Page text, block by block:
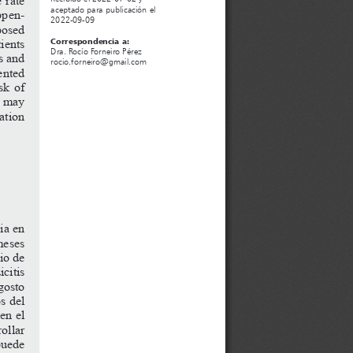
aceptado para publicación el
2022-09-09
Correspondencia a:
Dra. Rocío Forneiro Pérez
rocio.forneiro@gmail.com
-
and
of
may
en
de
del
el